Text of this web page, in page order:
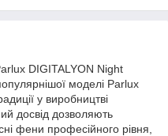
DIGITALYON Night
моделі Parlux
у виробництві
досвід дозволяють
фени професійного рівня,